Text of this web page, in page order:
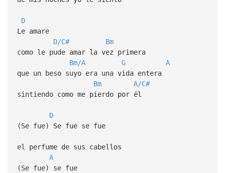
D
Le amare
D/C#
Bm
como le pude amar la vez primera
Bm/A
G
A
que un beso suyo era una vida entera
Bm
A/C#
sintiendo como me pierdo por él
D
(Se fue) Se fue se fue
el perfume de sus cabellos
A
(Se fue) se fue